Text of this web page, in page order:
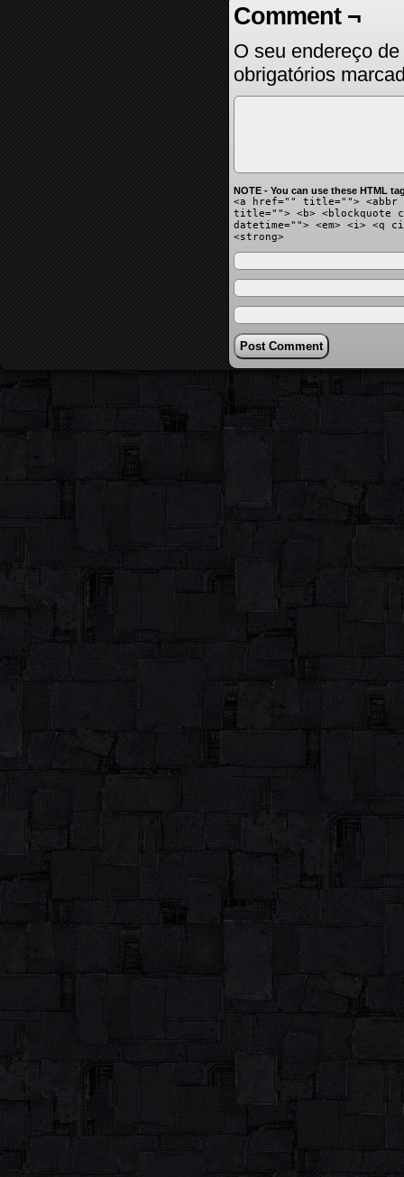
Comment ¬
O seu endereço
obrigatórios
NOTE - You can use these HTML
<a href="" title=""> <abbr
title=""> <b> <blockquote
datetime=""> <em> <i> <q
<strong>